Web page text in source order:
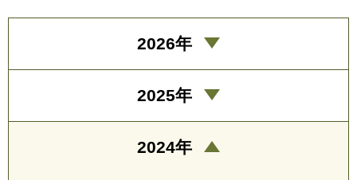
2026年
2025年
2024年